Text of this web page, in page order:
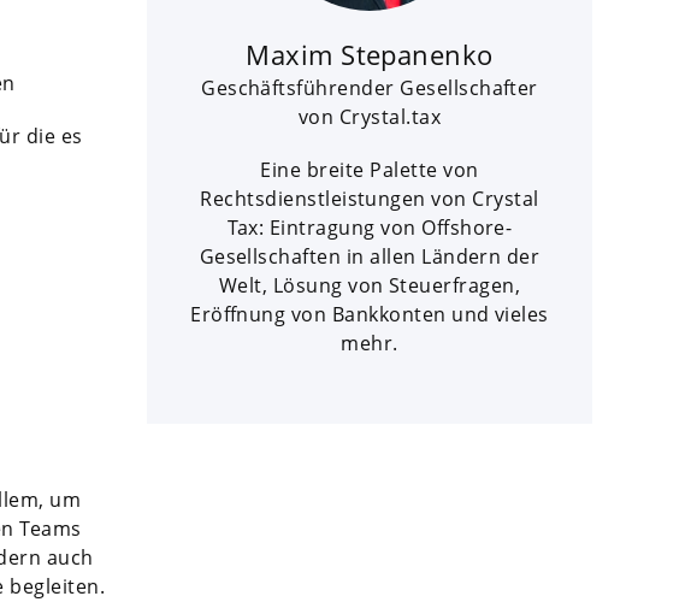
die es
um
Teams
auch
begleiten.
Maxim Stepanenko
Geschäftsführender Gesellschafter
von Crystal.tax
Eine breite Palette von
Rechtsdienstleistungen von Crystal
Tax: Eintragung von Offshore-
Gesellschaften in allen Ländern der
Welt, Lösung von Steuerfragen,
Eröffnung von Bankkonten und vieles
mehr.